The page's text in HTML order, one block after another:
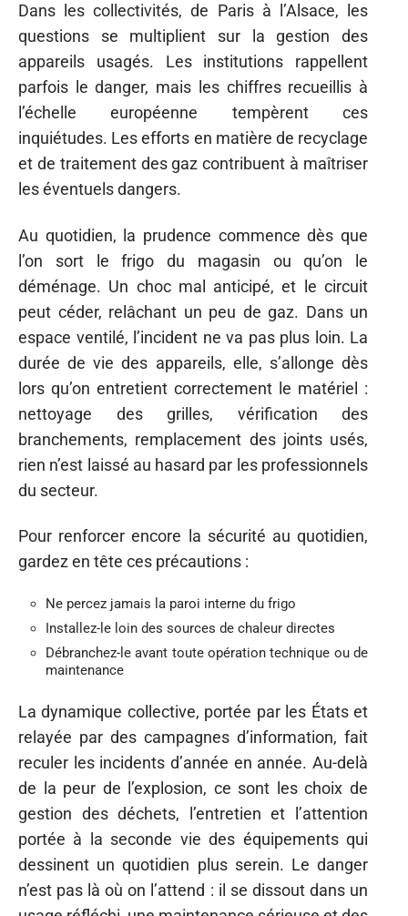
Dans les collectivités, de Paris à l’Alsace, les
questions se multiplient sur la gestion des
appareils usagés. Les institutions rappellent
parfois le danger, mais les chiffres recueillis à
l’échelle européenne tempèrent ces
inquiétudes. Les efforts en matière de recyclage
et de traitement des gaz contribuent à maîtriser
les éventuels dangers.
Au quotidien, la prudence commence dès que
l’on sort le frigo du magasin ou qu’on le
déménage. Un choc mal anticipé, et le circuit
peut céder, relâchant un peu de gaz. Dans un
espace ventilé, l’incident ne va pas plus loin. La
durée de vie des appareils, elle, s’allonge dès
lors qu’on entretient correctement le matériel :
nettoyage des grilles, vérification des
branchements, remplacement des joints usés,
rien n’est laissé au hasard par les professionnels
du secteur.
Pour renforcer encore la sécurité au quotidien,
gardez en tête ces précautions :
Ne percez jamais la paroi interne du frigo
Installez-le loin des sources de chaleur directes
Débranchez-le avant toute opération technique ou de
maintenance
La dynamique collective, portée par les États et
relayée par des campagnes d’information, fait
reculer les incidents d’année en année. Au-delà
de la peur de l’explosion, ce sont les choix de
gestion des déchets, l’entretien et l’attention
portée à la seconde vie des équipements qui
dessinent un quotidien plus serein. Le danger
n’est pas là où on l’attend : il se dissout dans un